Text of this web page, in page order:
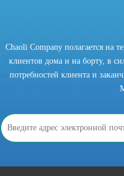
Механический симметричный трехвалковый листогибочный станок W11
Chaoli Company полагается на
клиентов дома и на борту, в
потребностей клиента и